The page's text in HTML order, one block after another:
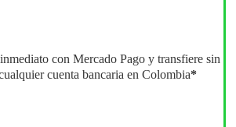
con Mercado Pago y transfiere sin
cuenta bancaria en Colombia*